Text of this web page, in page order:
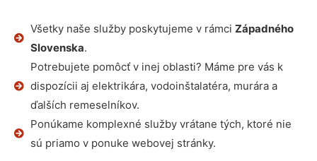
Všetky naše služby poskytujeme v rámci Západného
Slovenska.
Potrebujete pomôcť v inej oblasti? Máme pre vás k
dispozícii aj elektrikára, vodoinštalatéra, murára a
ďalších remeselníkov.
Ponúkame komplexné služby vrátane tých, ktoré nie
sú priamo v ponuke webovej stránky.